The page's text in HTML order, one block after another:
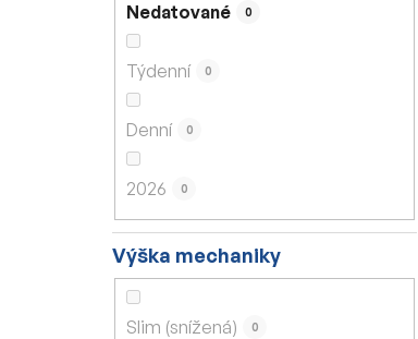
Nedatované 0
Týdenní 0
Denní 0
2026 0
Výška mechaniky
Slim (snížená) 0